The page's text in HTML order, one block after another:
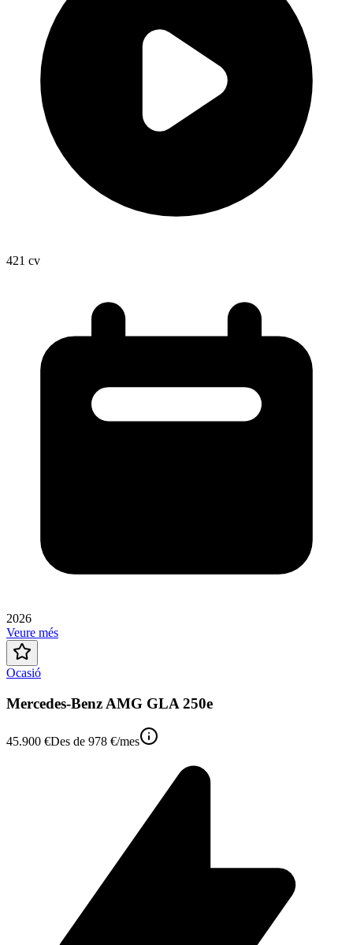
421 cv
2026
Veure més
Ocasió
Mercedes-Benz AMG GLA 250e
45.900 €Des de 978 €/mes